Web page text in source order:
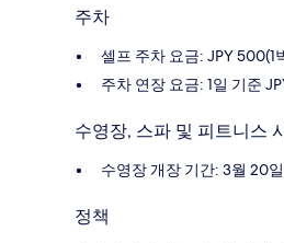
주차
셀프 주차 요금: JPY 500(1
주차 연장 요금: 1일 기준
수영장, 스파 및 피트니스
수영장 개장 기간: 3월 20일
정책